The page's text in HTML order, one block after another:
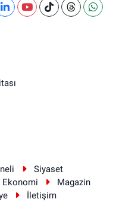
Siyaset
Ekonomi
Magazin
İletişim